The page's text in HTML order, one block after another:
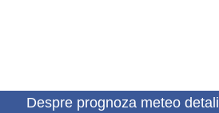
Despre prognoza meteo